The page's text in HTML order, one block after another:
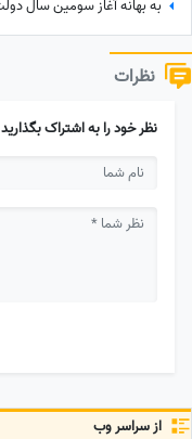
نظرات
نظر خود را به اشتراک بگذارید
از سراسر وب